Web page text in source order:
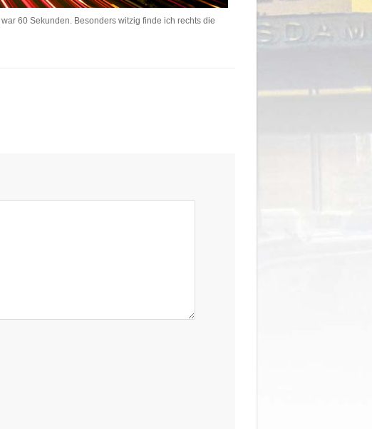
60 Sekunden. Besonders witzig finde ich rechts die